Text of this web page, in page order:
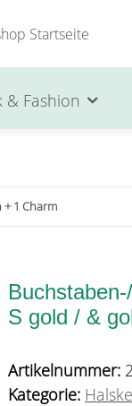
& Fashion
1 Charm
S gold / &
Artikelnummer:
Kategorie: